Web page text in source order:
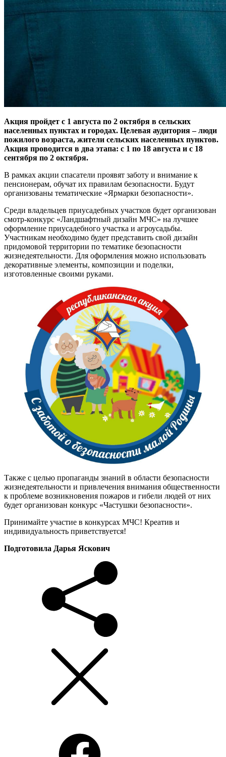
Акция пройдет с 1 августа по 2 октября в сельских
населенных пунктах и городах. Целевая аудитория – люди
пожилого возраста, жители сельских населенных пунктов.
Акция проводится в два этапа: с 1 по 18 августа и с 18
сентября по 2 октября.
В рамках акции спасатели проявят заботу и внимание к
пенсионерам, обучат их правилам безопасности. Будут
организованы тематические «Ярмарки безопасности».
Среди владельцев приусадебных участков будет организован
смотр-конкурс «Ландшафтный дизайн МЧС» на лучшее
оформление приусадебного участка и агроусадьбы.
Участникам необходимо будет представить свой дизайн
придомовой территории по тематике безопасности
жизнедеятельности. Для оформления можно использовать
декоративные элементы, композиции и поделки,
изготовленные своими руками.
Также с целью пропаганды знаний в области безопасности
жизнедеятельности и привлечения внимания общественности
к проблеме возникновения пожаров и гибели людей от них
будет организован конкурс «Частушки безопасности».
Принимайте участие в конкурсах МЧС! Креатив и
индивидуальность приветствуется!
Подготовила Дарья Яскович